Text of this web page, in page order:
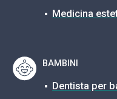
Medicina
BAMBINI
Dentista per